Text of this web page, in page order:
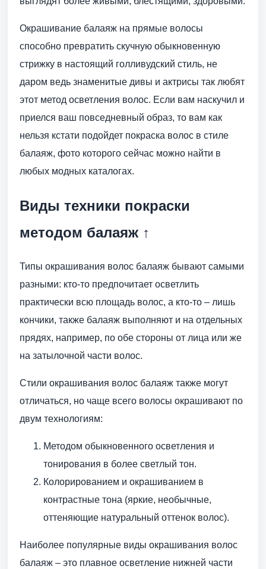
Окрашивание балаяж на прямые волосы
способно превратить скучную обыкновенную
стрижку в настоящий голливудский стиль, не
даром ведь знаменитые дивы и актрисы так любят
этот метод осветления волос. Если вам наскучил и
приелся ваш повседневный образ, то вам как
нельзя кстати подойдет покраска волос в стиле
балаяж, фото которого сейчас можно найти в
любых модных каталогах.
Виды техники покраски
методом балаяж ↑
Типы окрашивания волос балаяж бывают самыми
разными: кто-то предпочитает осветлить
практически всю площадь волос, а кто-то – лишь
кончики, также балаяж выполняют и на отдельных
прядях, например, по обе стороны от лица или же
на затылочной части волос.
Стили окрашивания волос балаяж также могут
отличаться, но чаще всего волосы окрашивают по
двум технологиям:
Методом обыкновенного осветления и
тонирования в более светлый тон.
Колорированием и окрашиванием в
контрастные тона (яркие, необычные,
оттеняющие натуральный оттенок волос).
Наиболее популярные виды окрашивания волос
балаяж – это плавное осветление нижней части